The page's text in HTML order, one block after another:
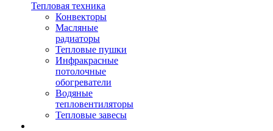
Тепловая техника
Конвекторы
Масляные
радиаторы
Тепловые пушки
Инфракрасные
потолочные
обогреватели
Водяные
тепловентиляторы
Тепловые завесы